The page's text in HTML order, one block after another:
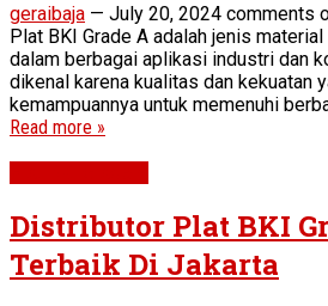
geraibaja — July 20, 2024 comments
Plat BKI Grade A adalah jenis
dalam berbagai aplikasi industri dan
dikenal karena kualitas dan kekuatan
kemampuannya untuk memenuhi
Read more »
Distributor Plat BKI
Terbaik Di Jakarta